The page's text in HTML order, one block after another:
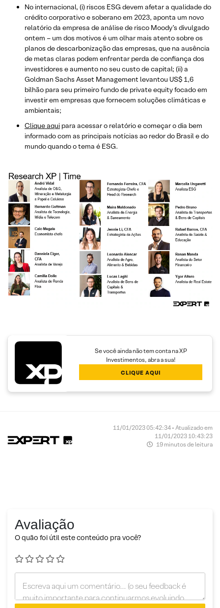
No internacional, (i) riscos ESG devem afetar a qualidade do
crédito corporativo e soberano em 2023, aponta um novo
relatório da empresa de análise de risco Moody’s divulgado
ontem – um dos motivos é um olhar mais atento sobre os
planos de descarbonização das empresas, que na ausência
de metas claras podem enfrentar perda de confiança dos
investidores e aumento no seu custo de capital; (ii) a
Goldman Sachs Asset Management levantou US$ 1,6
bilhão para seu primeiro fundo de private equity focado em
investir em empresas que fornecem soluções climáticas e
ambientais;
Clique aqui para acessar o relatório e começar o dia bem
informado com as principais notícias ao redor do Brasil e do
mundo quando o tema é ESG.
Se você ainda não tem conta na XP
Investimentos, abra a sua!
CLIQUE AQUI
11/01/2023 05:42:34 • Atualizado em
11/01/2023 10:43:23
19 minutos de leitura
Avaliação
O quão foi útil este conteúdo pra você?